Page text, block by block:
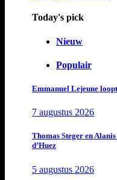
Today's pick
Nieuw
Populair
Emmanuel Lejeune
7 augustus 2026
Thomas Steger en
d’Huez
5 augustus 2026